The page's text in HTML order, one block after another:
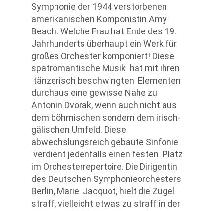
Symphonie der 1944 verstorbenen
amerikanischen Komponistin Amy
Beach. Welche Frau hat Ende des 19.
Jahrhunderts überhaupt ein Werk für
großes Orchester komponiert! Diese
spätromantische Musik hat mit ihren
tänzerisch beschwingten Elementen
durchaus eine gewisse Nähe zu
Antonin Dvorak, wenn auch nicht aus
dem böhmischen sondern dem irisch-
gälischen Umfeld. Diese
abwechslungsreich gebaute Sinfonie
verdient jedenfalls einen festen Platz
im Orchesterrepertoire. Die Dirigentin
des Deutschen Symphonieorchesters
Berlin, Marie Jacquot, hielt die Zügel
straff, vielleicht etwas zu straff in der